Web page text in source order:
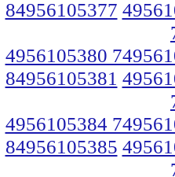
84956105377
4956105380
84956105381
4956105384
84956105385